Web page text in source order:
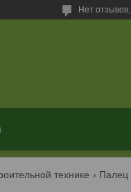
Нет отзывов,
технике